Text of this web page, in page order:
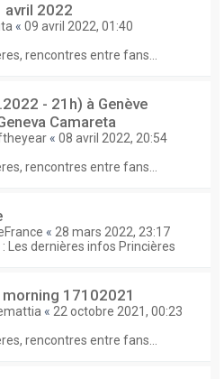
avril 2022
« 09 avril 2022, 01:40
rencontres entre fans...
- 21h) à Genève
Camareta
« 08 avril 2022, 20:54
rencontres entre fans...
« 28 mars 2022, 23:17
Les dernières infos Princières
17102021
« 22 octobre 2021, 00:23
rencontres entre fans...